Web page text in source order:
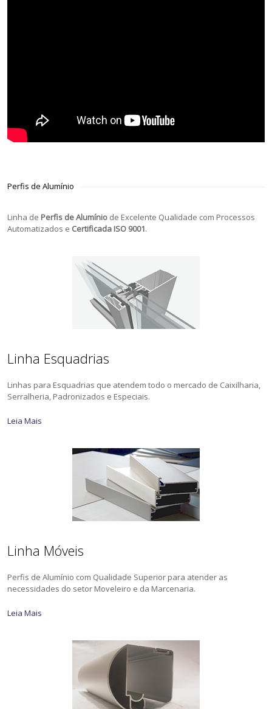
Perfis de Alumínio
Linha de Perfis de Alumínio de Excelente Qualidade com Processos
Automatizados e Certificada ISO 9001.
Linha Esquadrias
Linhas para Esquadrias que atendem todo o mercado de Caixilharia,
Serralheria, Padronizados e Especiais.
Leia Mais
Linha Móveis
Perfis de Alumínio com Qualidade Superior para atender as
necessidades do setor Moveleiro e da Marcenaria.
Leia Mais